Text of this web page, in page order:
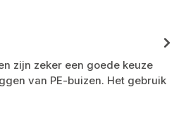
zijn zeker een goede keuze
van PE-buizen. Het gebruik